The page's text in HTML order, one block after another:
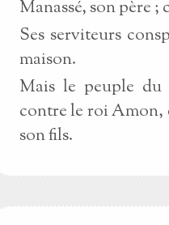
Manassé, son père
Ses serviteurs
maison.
Mais le peuple du
contre le roi Amon,
son fils.